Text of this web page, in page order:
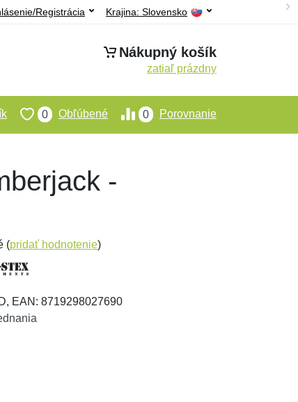
Krajina: Slovensko
Registrácia
Nákupný košík
zatiaľ prázdny
0 Porovnanie
0 Obľúbené
-
(pridať hodnotenie)
EAN: 8719298027690